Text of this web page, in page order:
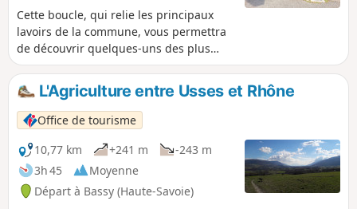
Cette boucle, qui relie les principaux
lavoirs de la commune, vous permettra
de découvrir quelques-uns des plus
beaux panoramas de Bassy et de
Veytrens, avec des vues sur le grand
paysage agricole et la vallée du Rhône.
L'Agriculture entre Usses et Rhône
Office de tourisme
10,77 km
+241 m
-243 m
3h 45
Moyenne
Départ à Bassy (Haute-Savoie)